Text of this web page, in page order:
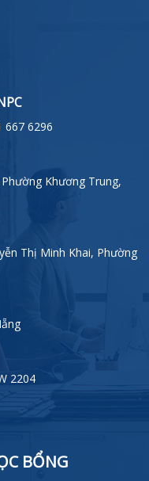
667 6296
Khương Trung,
Thị Minh Khai, Phường
2204
BỔNG